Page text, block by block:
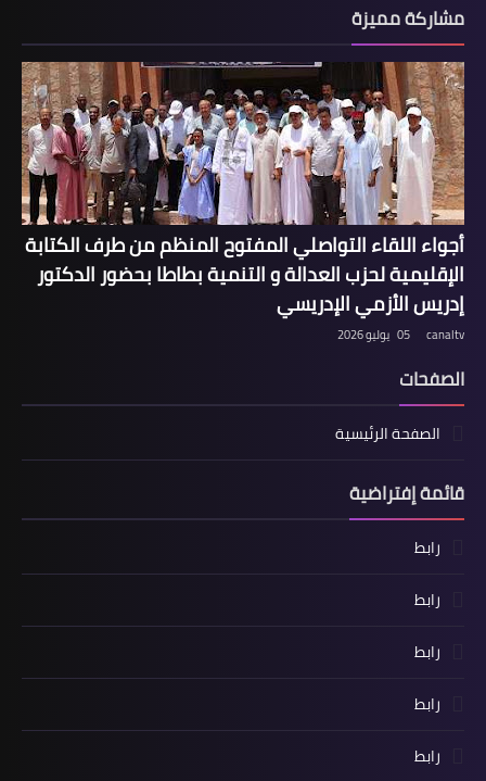
مشاركة مميزة
أجواء اللقاء التواصلي المفتوح المنظم من طرف الكتابة
الإقليمية لحزب العدالة و التنمية بطاطا بحضور الدكتور
إدريس الأزمي الإدريسي
canaltv 05 يوليو 2026
الصفحات
الصفحة الرئيسية
قائمة إفتراضية
رابط
رابط
رابط
رابط
رابط